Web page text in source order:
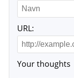
URL:
Your thoughts